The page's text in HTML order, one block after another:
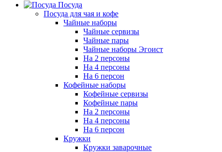
Посуда
Посуда для чая и кофе
Чайные наборы
Чайные сервизы
Чайные пары
Чайные наборы Эгоист
На 2 персоны
На 4 персоны
На 6 персон
Кофейные наборы
Кофейные сервизы
Кофейные пары
На 2 персоны
На 4 персоны
На 6 персон
Кружки
Кружки заварочные